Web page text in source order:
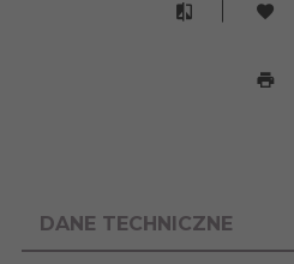
DANE TECHNICZNE